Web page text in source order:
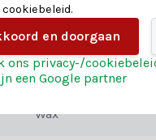
Voor meer informatie
7
Wax
en doorgaan
ons privacy-/
een Google partner